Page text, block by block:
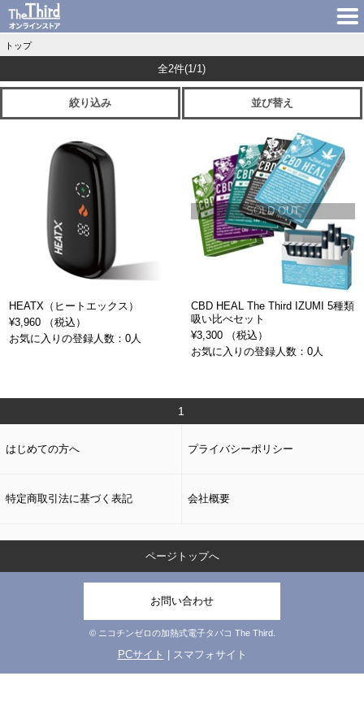
トップ
全2件(1/1)
絞り込み 並び替え
HEATX（ヒートエックス）
¥3,960 （税込）
お気に入りの登録人数：0人
SOLD OUT
CBD HEAL The Third IZUMI 5種類
吸い比べセット
¥3,300 （税込）
お気に入りの登録人数：0人
1
はじめての方へ プライバシーポリシー
特定商取引法に基づく表記 会社概要
ページトップへ
お問い合わせ
© ニコチンゼロの加熱式電子タバコ The Third.
PCサイト | スマフォサイト